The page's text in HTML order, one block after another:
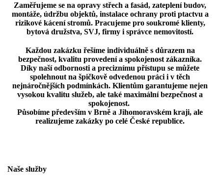
Zaměřujeme se na opravy střech a fasád, zateplení budov,
montáže, údržbu objektů, instalace ochrany proti ptactvu a
rizikové kácení stromů. Pracujeme pro soukromé klienty,
bytová družstva, SVJ, firmy i správce nemovitostí.
Každou zakázku řešíme individuálně s důrazem na
bezpečnost, kvalitu provedení a spokojenost zákazníka.
Díky naší odbornosti a preciznímu přístupu se můžete
spolehnout na špičkově odvedenou práci i v těch
nejnáročnějších podmínkách. Klientům garantujeme nejen
vysokou kvalitu služeb, ale také maximální bezpečnost a
spokojenost.
Působíme především v Brně a Jihomoravském kraji, ale
realizujeme zakázky po celé České republice.
Naše služby